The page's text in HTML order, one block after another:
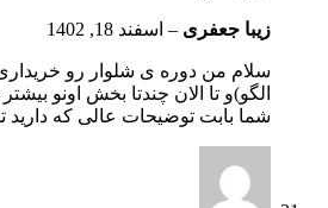
زیبا جعفری – اسفند 18, 1402
سلام من دوره ی شلوار رو
الگو)و تا الان چندتا بخش اونو
شما بابت توضیحات عالی که دارید